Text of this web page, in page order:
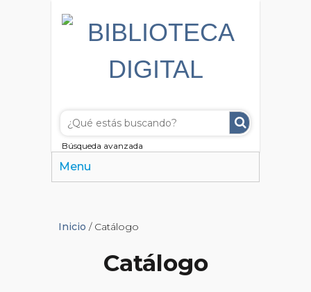
Búsqueda avanzada
Menu
Inicio / Catálogo
Catálogo